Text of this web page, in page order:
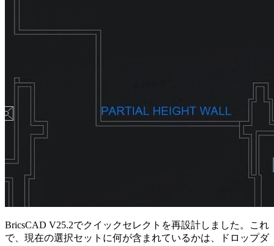
BricsCAD V25.2でクイックセレクトを再設計しました。これ
で、現在の選択セットに何が含まれているかは、ドロップダ